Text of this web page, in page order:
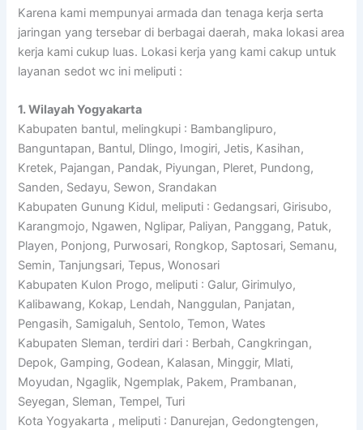
Karena kami mempunyai armada dan tenaga kerja serta
jaringan yang tersebar di berbagai daerah, maka lokasi area
kerja kami cukup luas. Lokasi kerja yang kami cakup untuk
layanan sedot wc ini meliputi :
1. Wilayah Yogyakarta
Kabupaten bantul, melingkupi : Bambanglipuro,
Banguntapan, Bantul, Dlingo, Imogiri, Jetis, Kasihan,
Kretek, Pajangan, Pandak, Piyungan, Pleret, Pundong,
Sanden, Sedayu, Sewon, Srandakan
Kabupaten Gunung Kidul, meliputi : Gedangsari, Girisubo,
Karangmojo, Ngawen, Nglipar, Paliyan, Panggang, Patuk,
Playen, Ponjong, Purwosari, Rongkop, Saptosari, Semanu,
Semin, Tanjungsari, Tepus, Wonosari
Kabupaten Kulon Progo, meliputi : Galur, Girimulyo,
Kalibawang, Kokap, Lendah, Nanggulan, Panjatan,
Pengasih, Samigaluh, Sentolo, Temon, Wates
Kabupaten Sleman, terdiri dari : Berbah, Cangkringan,
Depok, Gamping, Godean, Kalasan, Minggir, Mlati,
Moyudan, Ngaglik, Ngemplak, Pakem, Prambanan,
Seyegan, Sleman, Tempel, Turi
Kota Yogyakarta , meliputi : Danurejan, Gedongtengen,